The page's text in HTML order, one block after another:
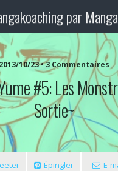
par
2013/10/23 • 3 Commentaires
#5: Les
Sortie~
Épingler E-